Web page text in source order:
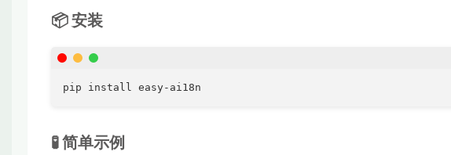
📦 安装
pip install easy-ai18n
🧪 简单示例